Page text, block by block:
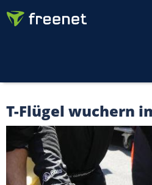
T-Flügel wuchern